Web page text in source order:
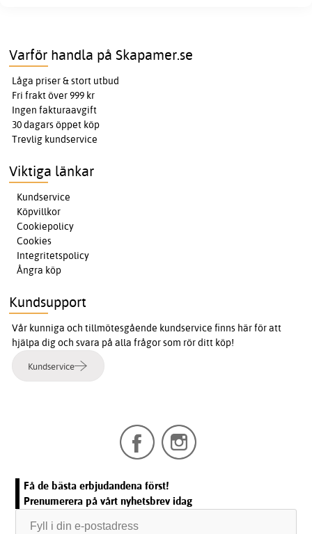
Varför handla på Skapamer.se
Låga priser & stort utbud
Fri frakt över 999 kr
Ingen fakturaavgift
30 dagars öppet köp
Trevlig kundservice
Viktiga länkar
Kundservice
Köpvillkor
Cookiepolicy
Cookies
Integritetspolicy
Ångra köp
Kundsupport
Vår kunniga och tillmötesgående kundservice finns här för att
hjälpa dig och svara på alla frågor som rör ditt köp!
Kundservice
Få de bästa erbjudandena först!
Prenumerera på vårt nyhetsbrev idag